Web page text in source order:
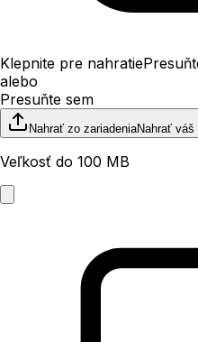
Klepnite pre nahratie
alebo
Presuňte sem
Nahrať zo zariadeniaNahrať váš
Veľkosť do 100 MB